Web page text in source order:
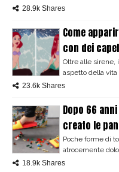
28.9k Shares
Come
con dei
Oltre alle sirene,
aspetto della vita
23.6k Shares
Dopo 66
creato le
Poche forme di
atrocemente
18.9k Shares